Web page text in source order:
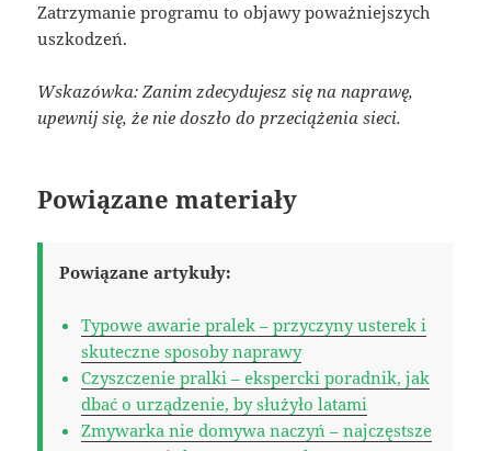
Zatrzymanie programu to objawy poważniejszych
uszkodzeń.
Wskazówka: Zanim zdecydujesz się na naprawę,
upewnij się, że nie doszło do przeciążenia sieci.
Powiązane materiały
Powiązane artykuły:
Typowe awarie pralek – przyczyny usterek i
skuteczne sposoby naprawy
Czyszczenie pralki – ekspercki poradnik, jak
dbać o urządzenie, by służyło latami
Zmywarka nie domywa naczyń – najczęstsze